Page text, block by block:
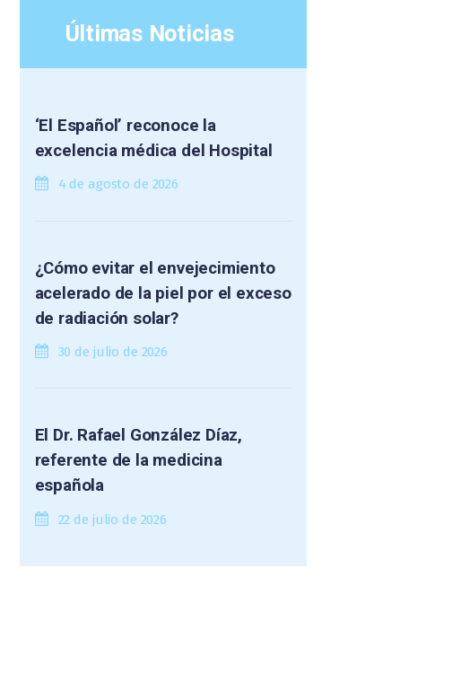
Últimas Noticias
‘El Español’ reconoce la
excelencia médica del Hospital
4 de agosto de 2026
¿Cómo evitar el envejecimiento
acelerado de la piel por el exceso
de radiación solar?
30 de julio de 2026
El Dr. Rafael González Díaz,
referente de la medicina
española
22 de julio de 2026